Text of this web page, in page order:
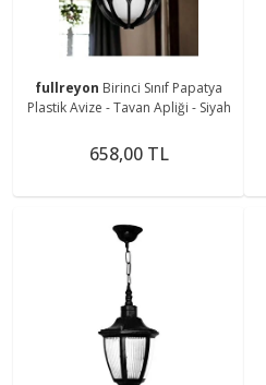
fullreyon Birinci Sınıf Papatya
Plastik Avize - Tavan Apliği - Siyah
658,00 TL